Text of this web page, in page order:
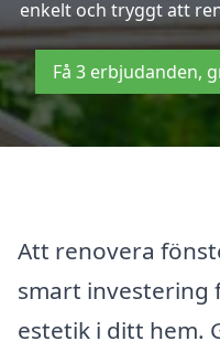
enkelt och tryggt att
Få 3 erbjudanden,
Att renovera
smart investering
estetik i ditt hem.